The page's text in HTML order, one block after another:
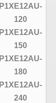
P1XE12AU-
120
P1XE12AU-
150
P1XE12AU-
180
P1XE12AU-
240